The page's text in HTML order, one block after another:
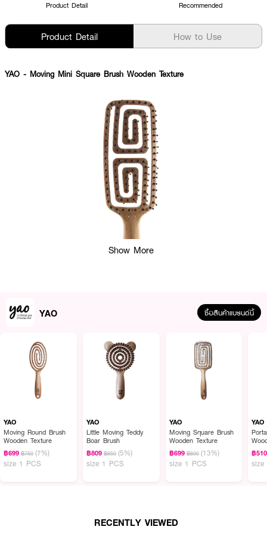
Product Detail Recommended
Product Detail How to Use
YAO - Moving Mini Square Brush Wooden Texture
ผลลัพธ์ที่ได้ :
ออกแบบมาให้มีขนาดปานกลาง และมีปริมาณเส้นแปรงน้อยกว่ารุ่นอื่น เพื่อให้
เหมาะสมกับผมสั้นระดับบ่า ที่มีปัญหาเส้นผมพันกันน้อย
เหมือนได้นวดหนังศรีษะเสมอ
•สามารถใช้ได้ทั้งตอนผมแห้ง และตอนผมเปียก หรือแม้กระทั้งใช้ในระหว่างการทำ
ทรีตเม้นผม หมักผม ในระหว่างอาบน้ำ ช่วยเพิ่มประสิทธิภาพในการทำทรีตเม้น ไม่
ทำให้ผมหลุดร่วง สางง่าย
ระหว่างหวีไปถึงผมได้เลย ทำให้ผมแห้งเร็วขึ้น
Show More
YAO ซื้อสินค้าแบรนด์นี้
YAO
Moving Round Brush
Wooden Texture
฿699 ฿750 (7%)
size 1 PCS
YAO
Little Moving Teddy
Boar Brush
฿809 ฿850 (5%)
size 1 PCS
YAO
Moving Square Brush
Wooden Texture
฿699 ฿800 (13%)
size 1 PCS
YAO
฿510
size
RECENTLY VIEWED